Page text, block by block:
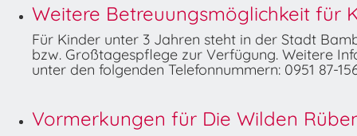
Weitere Betreuungsmöglichkeit für
Für Kinder unter 3 Jahren steht in der Stadt
bzw. Großtagespflege zur Verfügung. Weitere
unter den folgenden Telefonnummern: 0951 87-
Vormerkungen für Die Wilden